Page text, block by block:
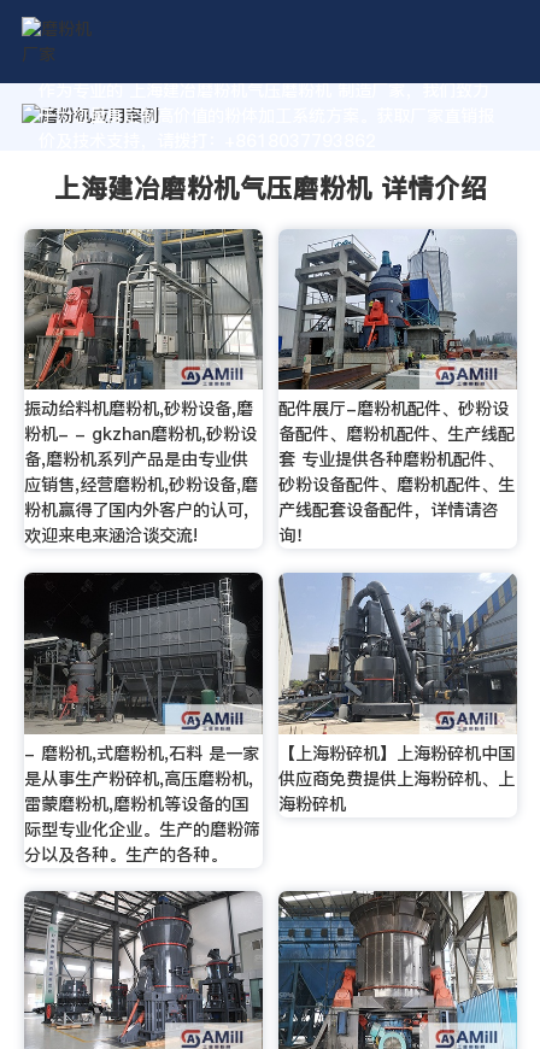
作为专业的 上海建冶磨粉机气压磨粉机 制造厂家，我们致力
于为您量身定制高价值的粉体加工系统方案。获取厂家直销报
上海建冶磨粉机气压磨粉机 详情介绍
振动给料机磨粉机,砂粉设备,磨
粉机- - gkzhan磨粉机,砂粉设
备,磨粉机系列产品是由专业供
应销售,经营磨粉机,砂粉设备,磨
粉机赢得了国内外客户的认可,
欢迎来电来涵洽谈交流!
配件展厅-磨粉机配件、砂粉设
备配件、磨粉机配件、生产线配
套 专业提供各种磨粉机配件、
砂粉设备配件、磨粉机配件、生
产线配套设备配件，详情请咨
询！
- 磨粉机,式磨粉机,石料 是一家
是从事生产粉碎机,高压磨粉机,
雷蒙磨粉机,磨粉机等设备的国
际型专业化企业。生产的磨粉筛
分以及各种。生产的各种。
【上海粉碎机】上海粉碎机中国
供应商免费提供上海粉碎机、上
海粉碎机